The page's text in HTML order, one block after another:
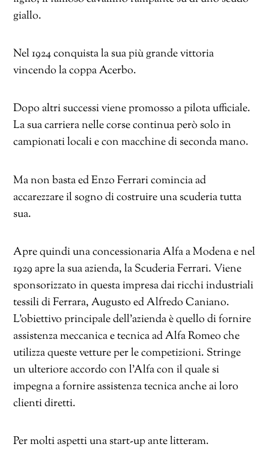
giallo.
Nel 1924 conquista la sua più grande vittoria
vincendo la coppa Acerbo.
Dopo altri successi viene promosso a pilota ufficiale.
La sua carriera nelle corse continua però solo in
campionati locali e con macchine di seconda mano.
Ma non basta ed Enzo Ferrari comincia ad
accarezzare il sogno di costruire una scuderia tutta
sua.
Apre quindi una concessionaria Alfa a Modena e nel
1929 apre la sua azienda, la Scuderia Ferrari. Viene
sponsorizzato in questa impresa dai ricchi industriali
tessili di Ferrara, Augusto ed Alfredo Caniano.
L’obiettivo principale dell’azienda è quello di fornire
assistenza meccanica e tecnica ad Alfa Romeo che
utilizza queste vetture per le competizioni. Stringe
un ulteriore accordo con l’Alfa con il quale si
impegna a fornire assistenza tecnica anche ai loro
clienti diretti.
Per molti aspetti una start-up ante litteram.